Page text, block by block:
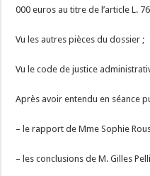
000 euros au titre de l’article L.
Vu les autres pièces du dossier ;
Vu le code de justice
Après avoir entendu en séance
– le rapport de Mme Sophie
– les conclusions de M. Gilles